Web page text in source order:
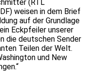
(RTL
weisen in dem Brief
auf der Grundlage
Eckpfeiler unserer
die deutschen Sender
Teilen der Welt.
und New